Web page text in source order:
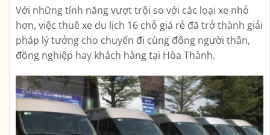
Với những tính năng vượt trội so với các loại xe nhỏ
hơn, việc thuê xe du lịch 16 chỗ giá rẻ đã trở thành giải
pháp lý tưởng cho chuyến đi cùng đông người thân,
đồng nghiệp hay khách hàng tại Hòa Thành.